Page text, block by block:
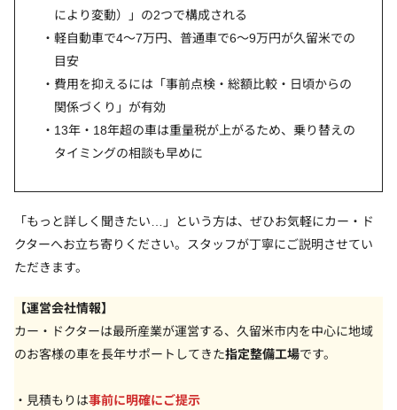
により変動）」の2つで構成される
軽自動車で4〜7万円、普通車で6〜9万円が久留米での
目安
費用を抑えるには「事前点検・総額比較・日頃からの
関係づくり」が有効
13年・18年超の車は重量税が上がるため、乗り替えの
タイミングの相談も早めに
「もっと詳しく聞きたい…」という方は、ぜひお気軽にカー・ド
クターへお立ち寄りください。スタッフが丁寧にご説明させてい
ただきます。
【運営会社情報】
カー・ドクターは最所産業が運営する、久留米市内を中心に地域
のお客様の車を長年サポートしてきた指定整備工場です。
・見積もりは事前に明確にご提示